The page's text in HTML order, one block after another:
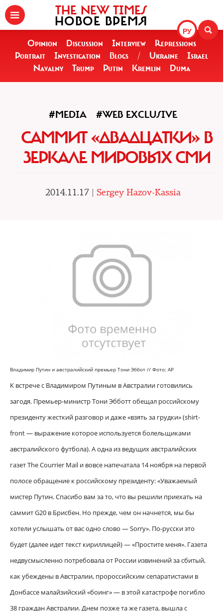
РУ
THE NEW TIMES
НОВОЕ ВРЕМЯ
Opinion Discussion Interview
Repressions
Portrait
Investigation Blogs / Ukraine
Israel
Navalny
Trump Putin Kremlin Duma
#MEDIA #WEB EXCLUSIVE
САММИТ «ДВАДЦАТКИ» В
ЗЕРКАЛЕ МИРОВЫХ СМИ
2014.11.17 | Sergey Hazov-Kassia
Владимир Путин и австралийский премьер Тони Эббот // Фото: AP
К встрече с Владимиром Путиным в Австралии готовились
загодя. Премьер-министр Тони Эбботт обещал российскому
президенту жесткий разговор и даже «взять за грудки» (shirt-
front — выражение которое используется болельщиками
австралийского футбола). А одна из ведущих австралийских
газет The Courrier Mail и вовсе напечатала 14 ноября на первой
полосе обращение к российскому президенту: «Уважаемый
мистер Путин. Спасибо вам за то, что вы решили приехать на
саммит G20 в Брисбен. Но прежде, чем он начнется, мы бы
хотели услышать от вас одно слово — Sorry». По-русски это
будет (далее идет текст кириллицей) — «Простите меня». Газета
недвусмысленно потребовала от России извинений за сбитый,
как убеждены в Австралии, пророссийским сепаратистами в
Донбассе малайзийский «боинг» — в этой катастрофе погибло
38 граждан Австралии. Днем позже та же газета, вышла с